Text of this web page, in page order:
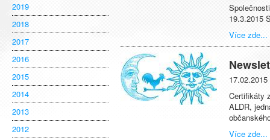
2019
2018
2017
2016
2015
2014
2013
2012
19.3.2015
Více zde...
17.02.2015
Certifikáty
ALDR,
Více zde...